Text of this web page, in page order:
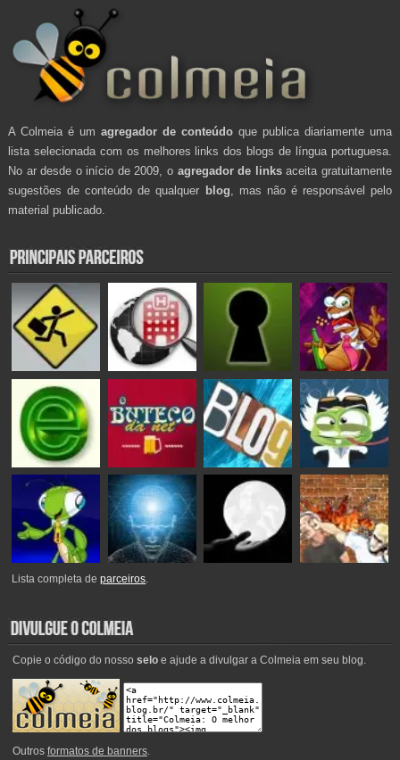
A Colmeia é um agregador de conteúdo que publica diariamente uma
lista selecionada com os melhores links dos blogs de língua portuguesa.
No ar desde o início de 2009, o agregador de linksaceita gratuitamente
sugestões de conteúdo de qualquer blog , mas não é responsável pelo
material publicado.
Lista completa deparceiros.
Copie o código do nosso seloe ajude a divulgar a Colmeia em seu blog.
Outros formatos de banners.